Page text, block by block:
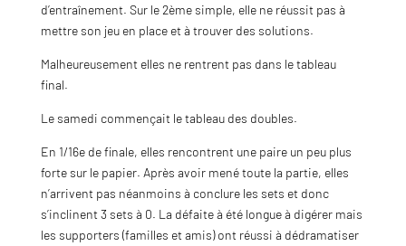
d’entraînement. Sur le 2ème simple, elle ne réussit pas à
mettre son jeu en place et à trouver des solutions.
Malheureusement elles ne rentrent pas dans le tableau
final.
Le samedi commençait le tableau des doubles.
En 1/16e de finale, elles rencontrent une paire un peu plus
forte sur le papier. Après avoir mené toute la partie, elles
n’arrivent pas néanmoins à conclure les sets et donc
s’inclinent 3 sets à 0. La défaite à été longue à digérer mais
les supporters (familles et amis) ont réussi à dédramatiser